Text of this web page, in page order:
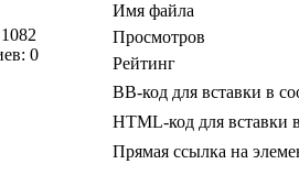
0
Имя файла
Просмотров
Рейтинг
BB-код для вставки в
HTML-код для вставки
Прямая ссылка на